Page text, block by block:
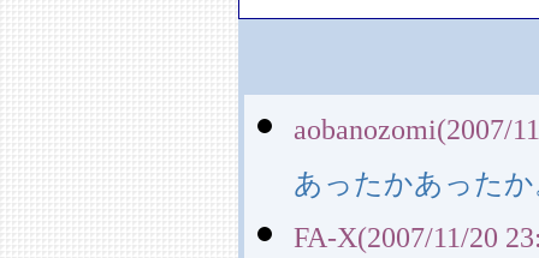
aobanozomi(2007/
あったかあった
FA-X(2007/11/20